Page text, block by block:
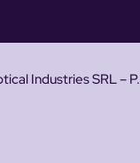
Industries SRL – P.